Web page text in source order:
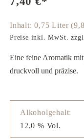
Inhalt:0,75 Liter
Preise inkl. MwSt.
Eine feine Aromatik
druckvoll und präzise.
Alkoholgehalt:
12,0 % Vol.